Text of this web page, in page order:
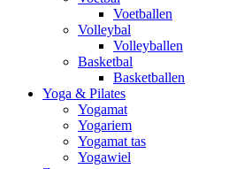
Voetballen
Volleybal
Volleyballen
Basketbal
Basketballen
Yoga & Pilates
Yogamat
Yogariem
Yogamat tas
Yogawiel